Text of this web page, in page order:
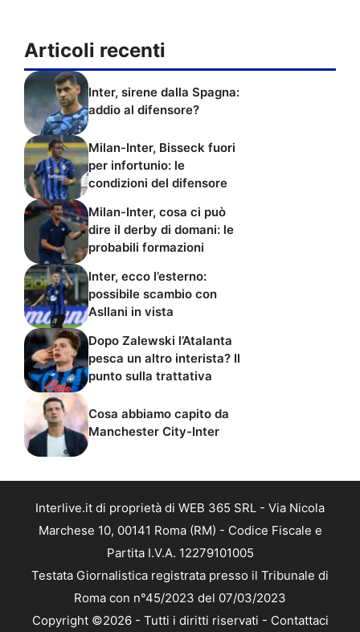
Articoli recenti
Inter, sirene dalla Spagna:
addio al difensore?
Milan-Inter, Bisseck fuori
per infortunio: le
condizioni del difensore
Milan-Inter, cosa ci può
dire il derby di domani: le
probabili formazioni
Inter, ecco l’esterno:
possibile scambio con
Asllani in vista
Dopo Zalewski l’Atalanta
pesca un altro interista? Il
punto sulla trattativa
Cosa abbiamo capito da
Manchester City-Inter
Interlive.it di proprietà di WEB 365 SRL - Via Nicola
Marchese 10, 00141 Roma (RM) - Codice Fiscale e
Partita I.V.A. 12279101005
Testata Giornalistica registrata presso il Tribunale di
Roma con n°45/2023 del 07/03/2023
Copyright ©2026 - Tutti i diritti riservati - Contattaci